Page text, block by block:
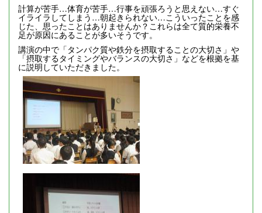
計算が苦手…体育が苦手…行事を頑張ろうと思えない…すぐ
イライラしてしまう…朝起きられない…こういったことを感
じた、思ったことはありませんか？これらは全て質的栄養不
足が原因にあることが多いそうです。
講演の中で「タンパク質や鉄分を摂取することの大切さ」や
「摂取するタイミングやバランスの大切さ」などを根拠を基
に説明していただきました。